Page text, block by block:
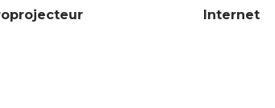
Internet